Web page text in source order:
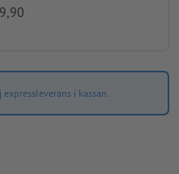
i kassan.